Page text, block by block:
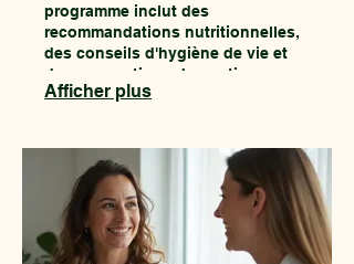
programme inclut des
recommandations nutritionnelles,
des conseils d'hygiène de vie et
des suggestions de soutien
naturel personnalisées.
Afficher plus